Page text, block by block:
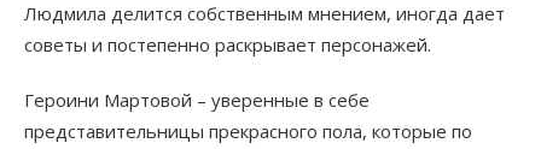
Людмила делится собственным мнением, иногда дает
советы и постепенно раскрывает персонажей.
Героини Мартовой – уверенные в себе
представительницы прекрасного пола, которые по